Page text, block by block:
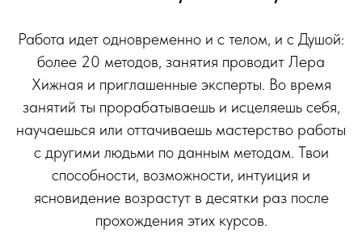
Работа идет одновременно и с телом, и с Душой:
более 20 методов, занятия проводит Лера
Хижная и приглашенные эксперты. Во время
занятий ты прорабатываешь и исцеляешь себя,
научаешься или оттачиваешь мастерство работы
с другими людьми по данным методам. Твои
способности, возможности, интуиция и
ясновидение возрастут в десятки раз после
прохождения этих курсов.